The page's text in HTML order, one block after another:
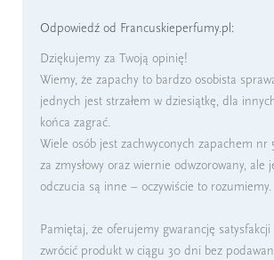
Odpowiedź od Francuskieperfumy.pl:
Dziękujemy za Twoją opinię!
Wiemy, że zapachy to bardzo osobista
jednych jest strzałem w dziesiątkę, dla
końca zagrać.
Wiele osób jest zachwyconych zapachem nr
za zmysłowy oraz wiernie odwzorowany, ale
odczucia są inne – oczywiście to rozumiemy.
Pamiętaj, że oferujemy gwarancję
zwrócić produkt w ciągu 30 dni bez